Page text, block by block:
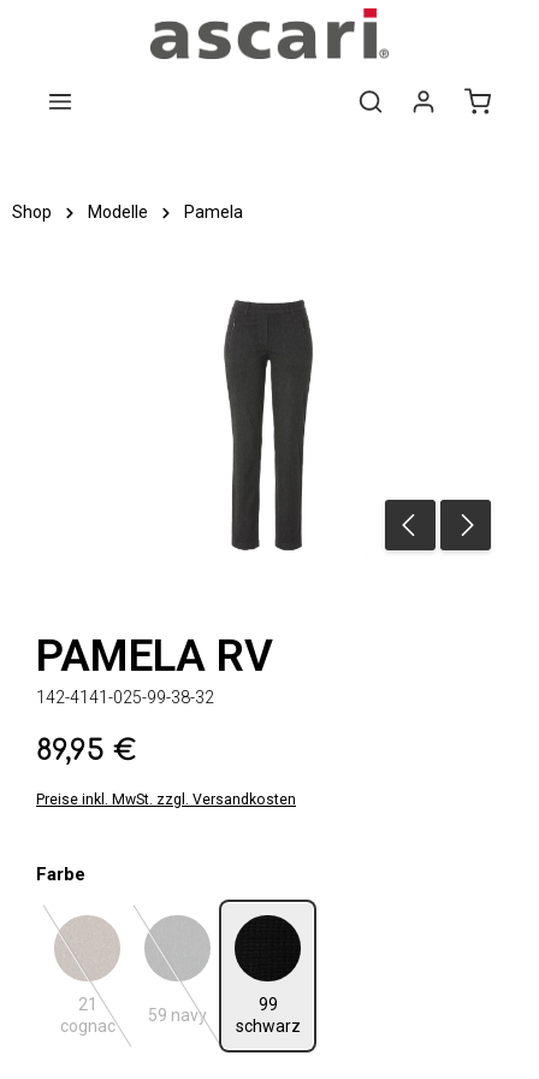
Zum Hauptinhalt springen
Shop Modelle Pamela
PAMELA RV
142-4141-025-99-38-32
Regulärer Preis:
89,95 €
Preise inkl. MwSt. zzgl. Versandkosten
Farbe
21
cognac
21 cognac
(Diese Option ist zurzeit nicht verfügbar.)
59 navy
59 navy
(Diese Option ist zurzeit nicht verfügbar.)
99
schwarz
99 schwarz